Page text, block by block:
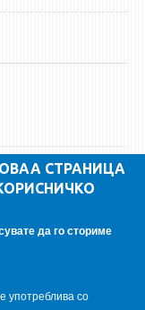
СТРАНИЦА
да го сториме
употреблива со